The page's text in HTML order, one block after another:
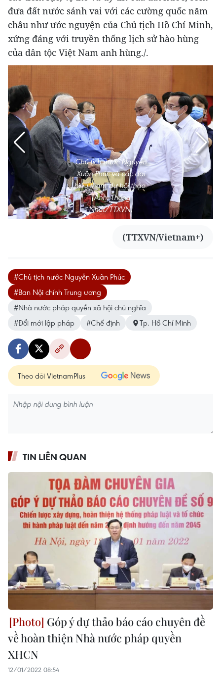
đưa đất nước sánh vai với các cường quốc năm
châu như ước nguyện của Chủ tịch Hồ Chí Minh,
xứng đáng với truyền thống lịch sử hào hùng
của dân tộc Việt Nam anh hùng./.
Chủ tịch nước Nguyễn
Xuân Phúc và các đại
biểu tham dự hội thảo.
(Ảnh: Thống
Nhất/TTXVN)
(TTXVN/Vietnam+)
#Chủ tịch nước Nguyễn Xuân Phúc
#Ban Nội chính Trung ương
#Nhà nước pháp quyền xã hội chủ nghĩa
#Đổi mới lập pháp
#Chế định Tp. Hồ Chí Minh
Theo dõi VietnamPlus
TIN LIÊN QUAN
Góp ý dự thảo báo cáo chuyên đề
về hoàn thiện Nhà nước pháp quyền
XHCN
12/01/2022 08:54